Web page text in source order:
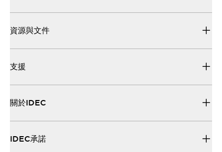
資源與文件
支援
關於IDEC
IDEC承諾